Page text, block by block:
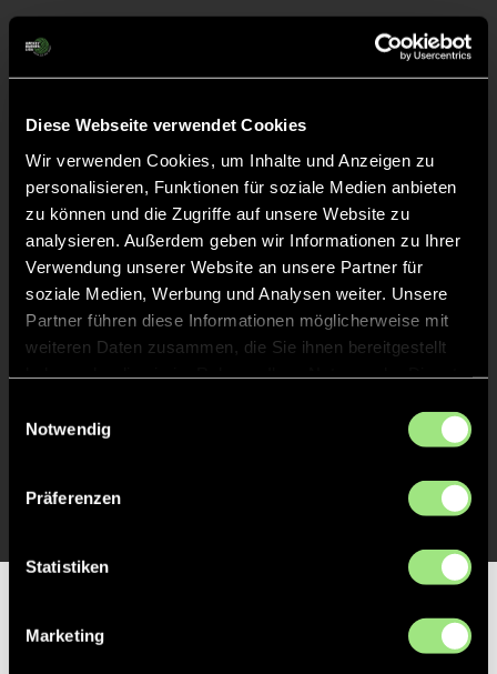
Diese Webseite verwendet Cookies
Wir verwenden Cookies, um Inhalte und Anzeigen zu
personalisieren, Funktionen für soziale Medien anbieten
zu können und die Zugriffe auf unsere Website zu
analysieren. Außerdem geben wir Informationen zu Ihrer
Verwendung unserer Website an unsere Partner für
soziale Medien, Werbung und Analysen weiter. Unsere
Partner führen diese Informationen möglicherweise mit
weiteren Daten zusammen, die Sie ihnen bereitgestellt
Notwendig
Präferenzen
Statistiken
Marketing
Liveticker
Keine Daten verfügbar.